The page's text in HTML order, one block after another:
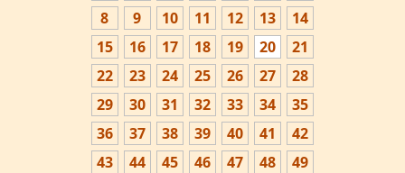
8
9 10 11 12 13
14
15
16 17 18 19 20
21
22
23 24 25 26 27
28
29
30 31 32 33 34
35
36
37 38 39 40 41
42
43
44 45 46 47 48
49